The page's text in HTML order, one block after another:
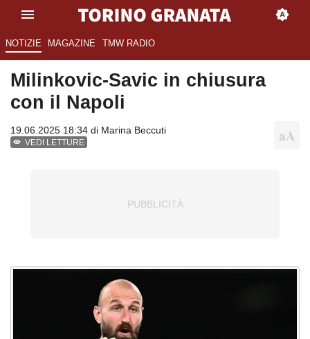
NOTIZIE MAGAZINE TMW RADIO
Milinkovic-Savic in chiusura
con il Napoli
19.06.2025 18:34 di Marina Beccuti
VEDI LETTURE